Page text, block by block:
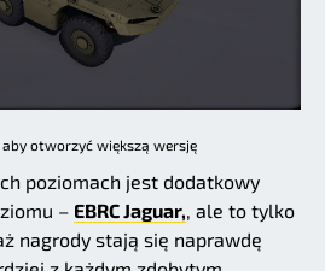
otworzyć większą wersję
poziomach jest dodatkowy
– EBRC Jaguar,, ale to tylko
nagrody stają się naprawdę